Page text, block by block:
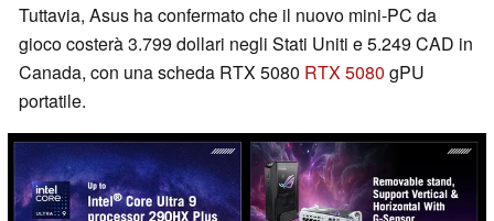
Tuttavia, Asus ha confermato che il nuovo mini-PC da
gioco costerà 3.799 dollari negli Stati Uniti e 5.249 CAD in
Canada, con una scheda RTX 5080 RTX 5080 gPU
portatile.